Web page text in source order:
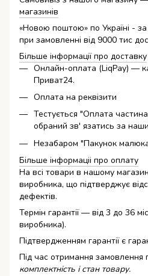
магазинів
«Новою поштою» по Україні -
при замовленні від 9000 тис
Більше інформації про доставку
Онлайн-оплата (LiqPay) —
Приват24.
Оплата на реквізити
Тестується "Оплата
обраний зв' язатись за
Незабаром "Пакунок
Більше інформаціі про оплату
На всі товари в нашому
виробника, що підтверджує
дефектів.
Термін гарантії — від 3 до 36
виробника).
Підтвердженням гарантії є
Під час отримання замовлення
комплектність і стан товару.